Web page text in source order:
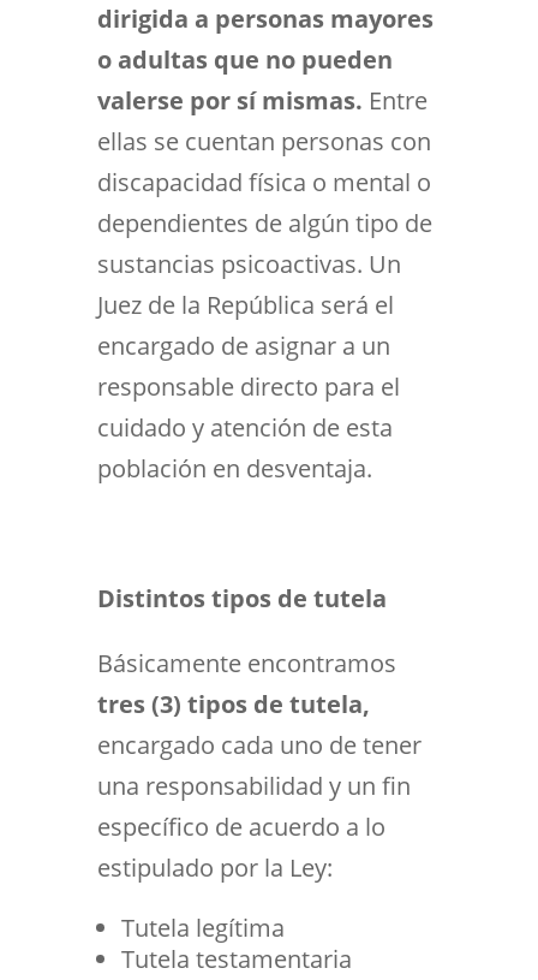
dirigida a personas mayores
o adultas que no pueden
valerse por sí mismas. Entre
ellas se cuentan personas con
discapacidad física o mental o
dependientes de algún tipo de
sustancias psicoactivas. Un
Juez de la República será el
encargado de asignar a un
responsable directo para el
cuidado y atención de esta
población en desventaja.
Distintos tipos de tutela
Básicamente encontramos
tres (3) tipos de tutela,
encargado cada uno de tener
una responsabilidad y un fin
específico de acuerdo a lo
estipulado por la Ley:
Tutela legítima
Tutela testamentaria